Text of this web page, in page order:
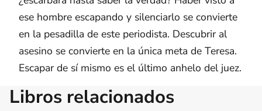
ese hombre escapando y silenciarlo se convierte
en la pesadilla de este periodista. Descubrir al
asesino se convierte en la única meta de Teresa.
Escapar de sí mismo es el último anhelo del juez.
Libros relacionados